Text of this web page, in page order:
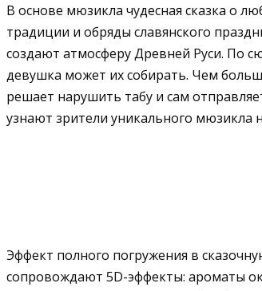
В основе мюзикла чудесная сказка о
традиции и обряды славянского
создают атмосферу Древней Руси. По
девушка может их собирать. Чем
решает нарушить табу и сам
узнают зрители уникального мюзикла
Эффект полного погружения в
сопровождают 5D-эффекты: ароматы